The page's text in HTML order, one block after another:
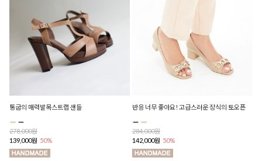
통굽의 매력발목스트랩 샌들
278,000원
139,000원 50%
반응 너무 좋아요! 고급스러운 장식의 토오픈
284,000원
142,000원 50%